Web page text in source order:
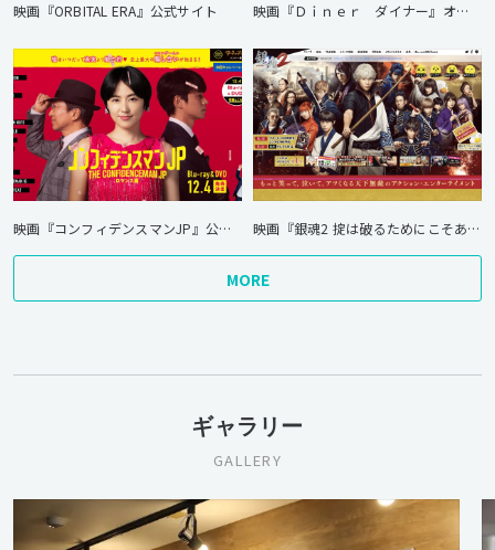
映画『ORBITAL ERA』公式サイト 映画『Ｄｉｎｅｒ ダイナー』オフィシャルサイト
映画『コンフィデンスマンJP』公式サイト 映画『銀魂2 掟は破るためにこそある』オフィシャルサイト
MORE
ギャラリー
GALLERY